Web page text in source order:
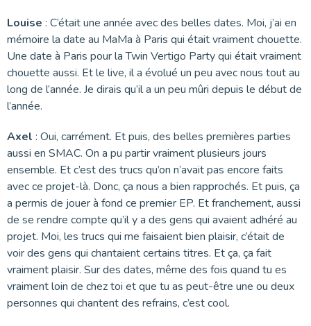
Louise : C’était une année avec des belles dates. Moi, j’ai en
mémoire la date au MaMa à Paris qui était vraiment chouette.
Une date à Paris pour la Twin Vertigo Party qui était vraiment
chouette aussi. Et le live, il a évolué un peu avec nous tout au
long de l’année. Je dirais qu’il a un peu mûri depuis le début de
l’année.
Axel : Oui, carrément. Et puis, des belles premières parties
aussi en SMAC. On a pu partir vraiment plusieurs jours
ensemble. Et c’est des trucs qu’on n’avait pas encore faits
avec ce projet-là. Donc, ça nous a bien rapprochés. Et puis, ça
a permis de jouer à fond ce premier EP. Et franchement, aussi
de se rendre compte qu’il y a des gens qui avaient adhéré au
projet. Moi, les trucs qui me faisaient bien plaisir, c’était de
voir des gens qui chantaient certains titres. Et ça, ça fait
vraiment plaisir. Sur des dates, même des fois quand tu es
vraiment loin de chez toi et que tu as peut-être une ou deux
personnes qui chantent des refrains, c’est cool.